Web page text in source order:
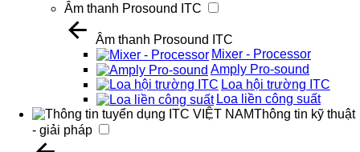
Âm thanh Prosound ITC
Âm thanh Prosound ITC
Mixer - Processor
Amply Pro-sound
Loa hội trường ITC
Loa liền công suất
Thông tin kỹ thuật
- giải pháp